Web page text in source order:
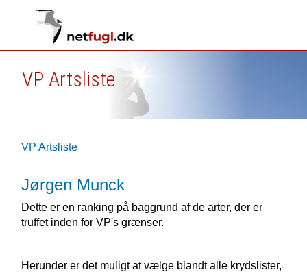
VP Artsliste
VP Artsliste
Jørgen Munck
Dette er en ranking på baggrund af de arter, der er
truffet inden for VP's grænser.
Herunder er det muligt at vælge blandt alle krydslister,